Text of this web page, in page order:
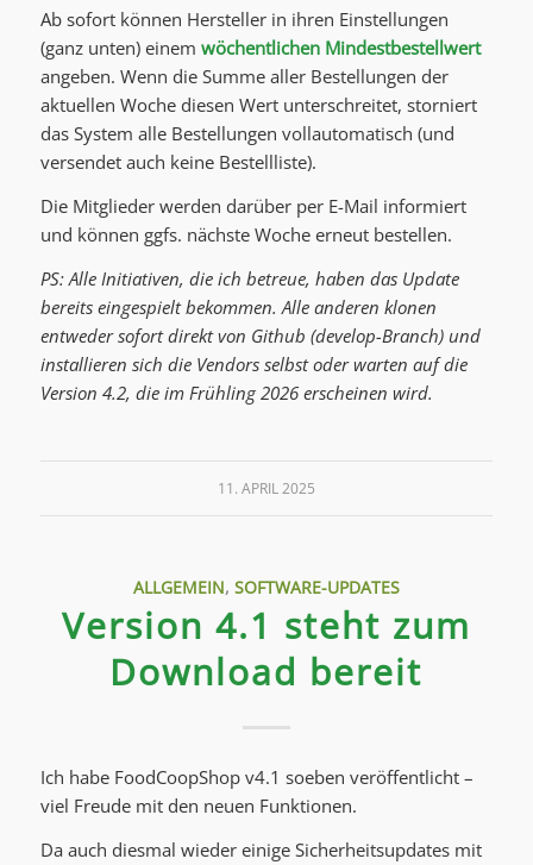
Ab sofort können Hersteller in ihren Einstellungen
(ganz unten) einem wöchentlichen Mindestbestellwert
angeben. Wenn die Summe aller Bestellungen der
aktuellen Woche diesen Wert unterschreitet, storniert
das System alle Bestellungen vollautomatisch (und
versendet auch keine Bestellliste).
Die Mitglieder werden darüber per E-Mail informiert
und können ggfs. nächste Woche erneut bestellen.
PS: Alle Initiativen, die ich betreue, haben das Update
bereits eingespielt bekommen. Alle anderen klonen
entweder sofort direkt von Github (develop-Branch) und
installieren sich die Vendors selbst oder warten auf die
Version 4.2, die im Frühling 2026 erscheinen wird.
11. APRIL 2025
ALLGEMEIN, SOFTWARE-UPDATES
Version 4.1 steht zum
Download bereit
Ich habe FoodCoopShop v4.1 soeben veröffentlicht –
viel Freude mit den neuen Funktionen.
Da auch diesmal wieder einige Sicherheitsupdates mit